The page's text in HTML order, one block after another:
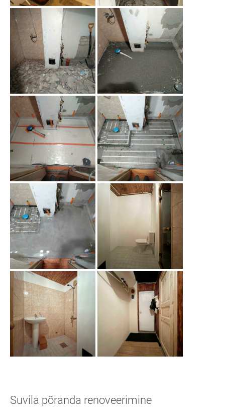
Suvila põranda renoveerimine